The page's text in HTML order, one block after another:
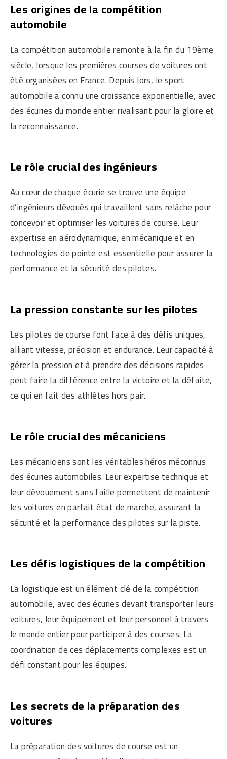
Les origines de la compétition
automobile
La compétition automobile remonte à la fin du 19ème
siècle, lorsque les premières courses de voitures ont
été organisées en France. Depuis lors, le sport
automobile a connu une croissance exponentielle, avec
des écuries du monde entier rivalisant pour la gloire et
la reconnaissance.
Le rôle crucial des ingénieurs
Au cœur de chaque écurie se trouve une équipe
d’ingénieurs dévoués qui travaillent sans relâche pour
concevoir et optimiser les voitures de course. Leur
expertise en aérodynamique, en mécanique et en
technologies de pointe est essentielle pour assurer la
performance et la sécurité des pilotes.
La pression constante sur les pilotes
Les pilotes de course font face à des défis uniques,
alliant vitesse, précision et endurance. Leur capacité à
gérer la pression et à prendre des décisions rapides
peut faire la différence entre la victoire et la défaite,
ce qui en fait des athlètes hors pair.
Le rôle crucial des mécaniciens
Les mécaniciens sont les véritables héros méconnus
des écuries automobiles. Leur expertise technique et
leur dévouement sans faille permettent de maintenir
les voitures en parfait état de marche, assurant la
sécurité et la performance des pilotes sur la piste.
Les défis logistiques de la compétition
La logistique est un élément clé de la compétition
automobile, avec des écuries devant transporter leurs
voitures, leur équipement et leur personnel à travers
le monde entier pour participer à des courses. La
coordination de ces déplacements complexes est un
défi constant pour les équipes.
Les secrets de la préparation des
voitures
La préparation des voitures de course est un